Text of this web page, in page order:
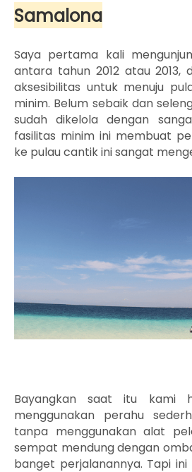
Samalona
Saya pertama kali
antara tahun 2012 atau 2013,
aksesibilitas untuk menuju
minim. Belum sebaik dan
sudah dikelola dengan
fasilitas minim ini membuat
ke pulau cantik ini sangat
Bayangkan saat itu kami
menggunakan perahu
tanpa menggunakan alat
sempat mendung dengan
banget perjalanannya. Tapi